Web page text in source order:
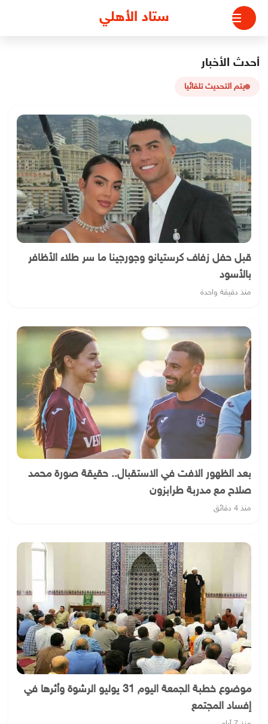
التجاوز
المحتوى
ستاد الأهلي
أحدث الأخبار
يتم التحديث تلقائيا
قبل حفل زفاف كرستيانو وجورجينا ما سر طلاء الأظافر
بالأسود
منذ دقيقة واحدة
بعد الظهور الافت في الاستقبال.. حقيقة صورة محمد
صلاح مع مدربة طرابزون
منذ 4 دقائق
موضوع خطبة الجمعة اليوم 31 يوليو الرشوة وأثرها في
إفساد المجتمع